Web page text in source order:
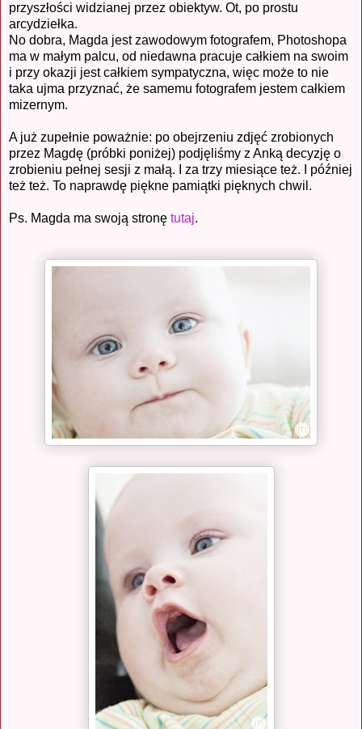
przyszłości widzianej przez obiektyw. Ot, po prostu
arcydziełka.
No dobra, Magda jest zawodowym fotografem, Photoshopa
ma w małym palcu, od niedawna pracuje całkiem na swoim
i przy okazji jest całkiem sympatyczna, więc może to nie
taka ujma przyznać, że samemu fotografem jestem całkiem
mizernym.
A już zupełnie poważnie: po obejrzeniu zdjęć zrobionych
przez Magdę (próbki poniżej) podjęliśmy z Anką decyzję o
zrobieniu pełnej sesji z małą. I za trzy miesiące też. I później
też też. To naprawdę piękne pamiątki pięknych chwil.
Ps. Magda ma swoją stronę tutaj.